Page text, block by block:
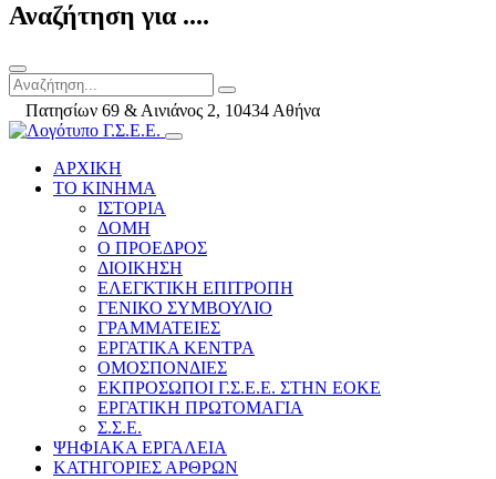
Αναζήτηση για ....
Πατησίων 69 & Αινιάνος 2, 10434 Αθήνα
ΑΡΧΙΚΗ
ΤΟ ΚΙΝΗΜΑ
ΙΣΤΟΡΙΑ
ΔΟΜΗ
Ο ΠΡΟΕΔΡΟΣ
ΔΙΟΙΚΗΣΗ
ΕΛΕΓΚΤΙΚΗ ΕΠΙΤΡΟΠΗ
ΓΕΝΙΚΟ ΣΥΜΒΟΥΛΙΟ
ΓΡΑΜΜΑΤΕΙΕΣ
ΕΡΓΑΤΙΚΑ ΚΕΝΤΡΑ
ΟΜΟΣΠΟΝΔΙΕΣ
ΕΚΠΡΟΣΩΠΟΙ Γ.Σ.Ε.Ε. ΣΤΗΝ ΕΟΚΕ
ΕΡΓΑΤΙΚΗ ΠΡΩΤΟΜΑΓΙΑ
Σ.Σ.Ε.
ΨΗΦΙΑΚΑ ΕΡΓΑΛΕΙΑ
ΚΑΤΗΓΟΡΙΕΣ ΑΡΘΡΩΝ